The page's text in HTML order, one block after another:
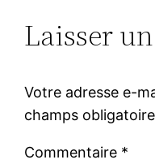
Laisser
Votre adresse e-
champs
Commentaire *